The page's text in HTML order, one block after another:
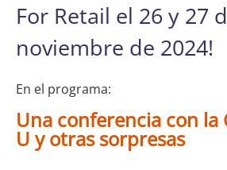
For Retail el 26 y 27
noviembre de 2024!
En el programa:
Una conferencia con la
U y otras sorpresas